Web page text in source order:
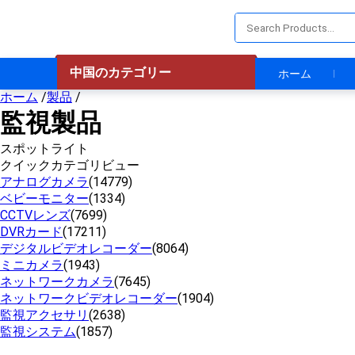
中国のカテゴリー ホーム
ホーム /製品 /
監視製品
スポットライト
クイックカテゴリビュー
アナログカメラ(14779)
ベビーモニター(1334)
CCTVレンズ(7699)
DVRカード(17211)
デジタルビデオレコーダー(8064)
ミニカメラ(1943)
ネットワークカメラ(7645)
ネットワークビデオレコーダー(1904)
監視アクセサリ (2638)
監視システム(1857)